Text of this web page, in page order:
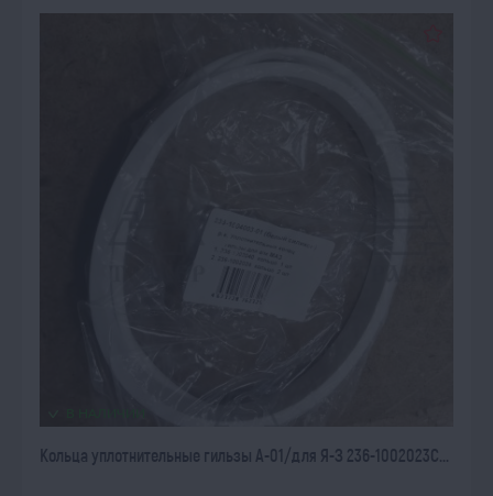
Кольца уплотнительные гильзы А-01/для Я-З 236-1002023С...